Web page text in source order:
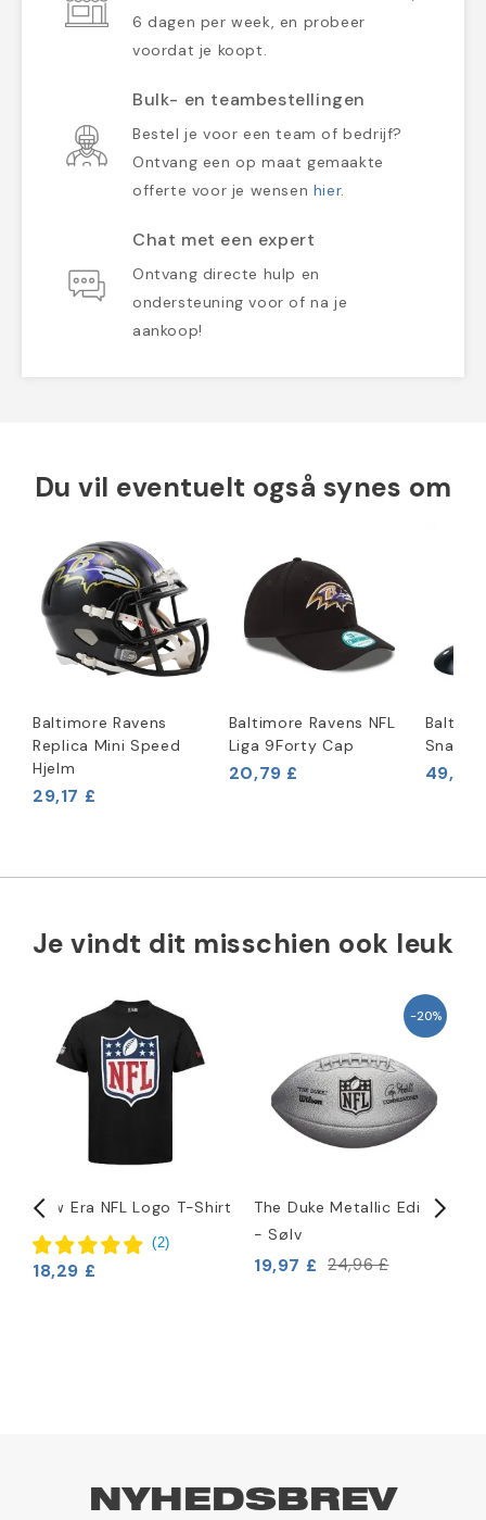
6 dagen per week, en probeer
voordat je koopt.
Bulk- en teambestellingen
Bestel je voor een team of bedrijf?
Ontvang een op maat gemaakte
offerte voor je wensen hier.
Chat met een expert
Ontvang directe hulp en
ondersteuning voor of na je
aankoop!
Du vil eventuelt også synes om
Baltimore Ravens
Replica Mini Speed
Hjelm
29,17 £
Baltimore Ravens NFL
Liga 9Forty Cap
20,79 £
Snack
49,96
Je vindt dit misschien ook leuk
New Era NFL Logo T-Shirt
(2)
18,29 £
-20%
The Duke Metallic Edition
- Sølv
19,97 £ 24,96 £
NYHEDSBREV